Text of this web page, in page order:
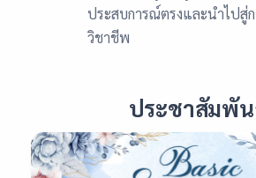
ประสบการณ์ตรงและนำไปสู่
วิชาชีพ
ประชาสัมพั